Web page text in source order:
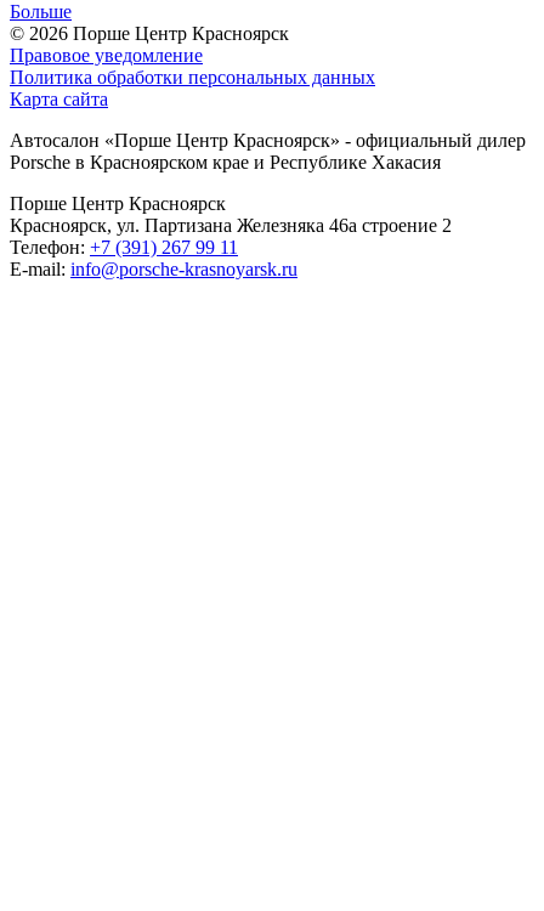
Больше
© 2026 Порше Центр Красноярск
Правовое уведомление
Политика обработки персональных данных
Карта сайта
Автосалон «Порше Центр Красноярск» - официальный дилер
Porsche в Красноярском крае и Республике Хакасия
Порше Центр Красноярск
Красноярск, ул. Партизана Железняка 46а строение 2
Телефон: +7 (391) 267 99 11
E-mail: info@porsche-krasnoyarsk.ru